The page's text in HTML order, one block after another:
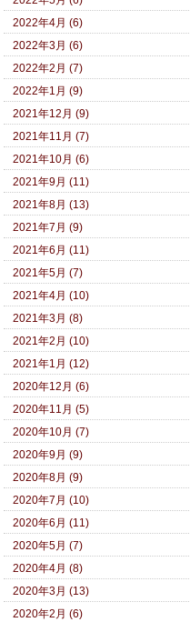
2022年4月 (6)
2022年3月 (6)
2022年2月 (7)
2022年1月 (9)
2021年12月 (9)
2021年11月 (7)
2021年10月 (6)
2021年9月 (11)
2021年8月 (13)
2021年7月 (9)
2021年6月 (11)
2021年5月 (7)
2021年4月 (10)
2021年3月 (8)
2021年2月 (10)
2021年1月 (12)
2020年12月 (6)
2020年11月 (5)
2020年10月 (7)
2020年9月 (9)
2020年8月 (9)
2020年7月 (10)
2020年6月 (11)
2020年5月 (7)
2020年4月 (8)
2020年3月 (13)
2020年2月 (6)